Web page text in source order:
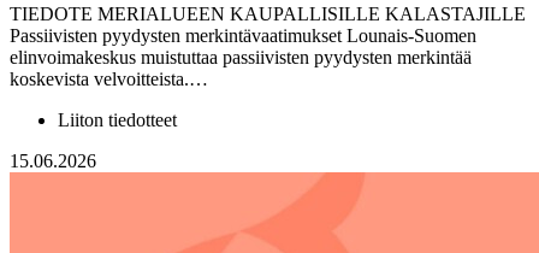
TIEDOTE MERIALUEEN KAUPALLISILLE KALASTAJILLE
Passiivisten pyydysten merkintävaatimukset Lounais-Suomen
elinvoimakeskus muistuttaa passiivisten pyydysten merkintää
koskevista velvoitteista.…
Liiton tiedotteet
15.06.2026